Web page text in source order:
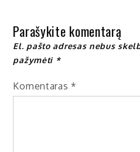
Parašykite komentarą
El. pašto adresas nebus
pažymėti *
Komentaras *